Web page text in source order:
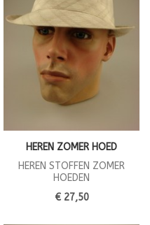
HEREN ZOMER HOED
HEREN STOFFEN ZOMER
HOEDEN
€ 27,50